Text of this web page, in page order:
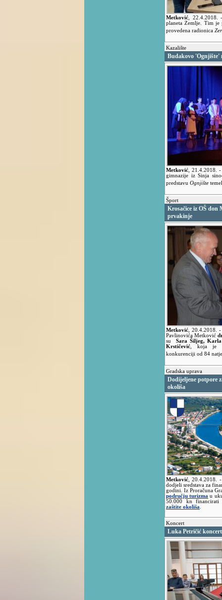
Metković 22.4.2018.
planeta Zemlje. Tim
provedena radionica
Kazalište
Budakovo 'Ognjište'
Metković ,21.4.2018.-
gimnazije iz Sinja
predstavu Ognjište
Šport
Krosačice iz OŠ don
prvakinje
Metković 20.4.2018. -
Pavlinovića Metković
su
Sara Šiljeg,
Krstičević , koja je
konkurenciji od 84
Gradska uprava
Dodijeljene potpore
okoliša
Metković ,20.4.2018.
dodjeli sredstava za
godini. Iz Proračuna
području turizma u
50.000 kn
zaštite okoliša
Koncert
Luka Petričić